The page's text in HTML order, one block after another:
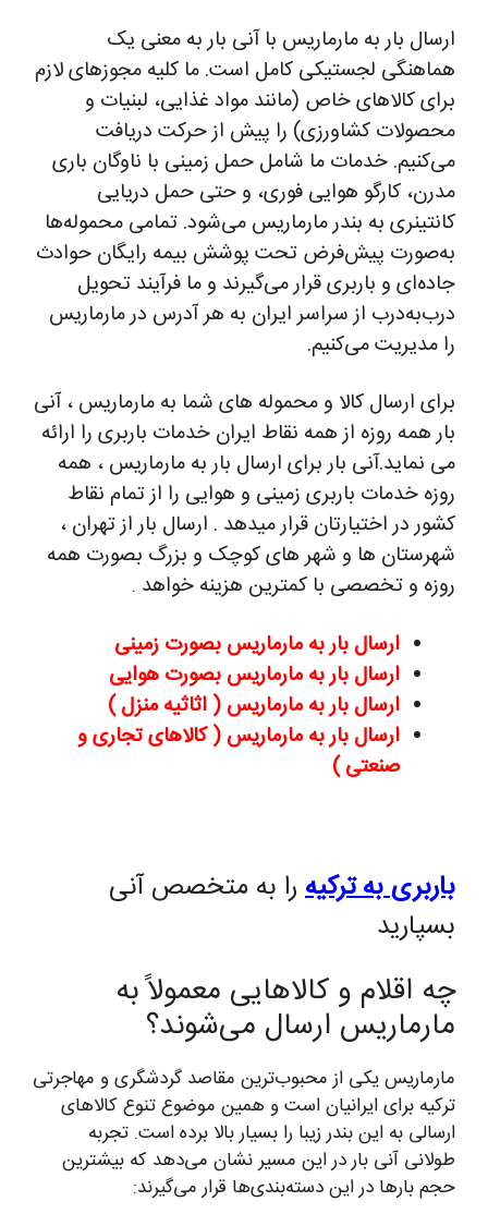
ارسال بار به مارماریس با آنی بار به معنی یک
هماهنگی لجستیکی کامل است. ما کلیه مجوزهای لازم
برای کالاهای خاص (مانند مواد غذایی، لبنیات و
محصولات کشاورزی) را پیش از حرکت دریافت
می‌کنیم. خدمات ما شامل حمل زمینی با ناوگان باری
مدرن، کارگو هوایی فوری، و حتی حمل دریایی
کانتینری به بندر مارماریس می‌شود. تمامی محموله‌ها
به‌صورت پیش‌فرض تحت پوشش بیمه رایگان حوادث
جاده‌ای و باربری قرار می‌گیرند و ما فرآیند تحویل
درب‌به‌درب از سراسر ایران به هر آدرس در مارماریس
را مدیریت می‌کنیم.
برای ارسال کالا و محموله های شما به مارماریس ، آنی
بار همه روزه از همه نقاط ایران خدمات باربری را ارائه
می نماید.آنی بار برای ارسال بار به مارماریس ، همه
روزه خدمات باربری زمینی و هوایی را از تمام نقاط
کشور در اختیارتان قرار میدهد . ارسال بار از تهران ،
شهرستان ها و شهر های کوچک و بزرگ بصورت همه
روزه و تخصصی با کمترین هزینه خواهد .
ارسال بار به مارماریس بصورت زمینی
ارسال بار به مارماریس بصورت هوایی
ارسال بار به مارماریس ( اثاثیه منزل )
ارسال بار به مارماریس ( کالاهای تجاری و
صنعتی )
باربری به ترکیه را به متخصص آنی
بسپارید
چه اقلام و کالاهایی معمولاً به
مارماریس ارسال می‌شوند؟
مارماریس یکی از محبوب‌ترین مقاصد گردشگری و مهاجرتی
ترکیه برای ایرانیان است و همین موضوع تنوع کالاهای
ارسالی به این بندر زیبا را بسیار بالا برده است. تجربه
طولانی آنی بار در این مسیر نشان می‌دهد که بیشترین
حجم بارها در این دسته‌بندی‌ها قرار می‌گیرند: